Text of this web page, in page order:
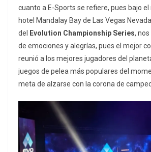
cuanto a E-Sports se refiere, pues bajo
hotel Mandalay Bay de Las Vegas
del
Evolution Championship Series,
de emociones y alegrías, pues el mejor
reunió a los mejores jugadores del
juegos de pelea más populares del
meta de alzarse con la corona de